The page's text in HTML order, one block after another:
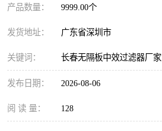
产品数量： 9999.00个
发货地址： 广东省深圳市
关键词： 长春无隔板中效过滤器厂家
发布日期： 2026-08-06
阅 读 量： 128